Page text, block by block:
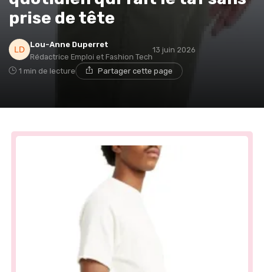
prise de tête
Lou-Anne Duperret
Rédactrice Emploi et Fashion Tech
13 juin 2026
1 min de lecture Partager cette page